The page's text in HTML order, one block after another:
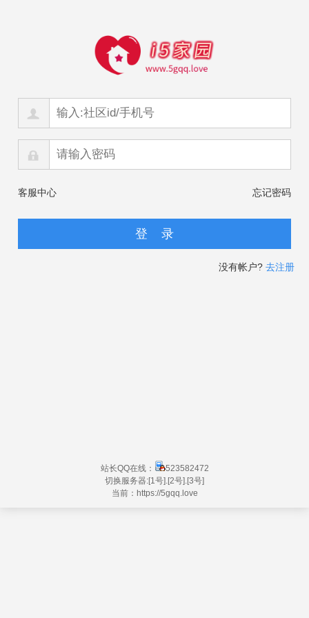
客服中心 忘记密码
没有帐户? 去注册
站长QQ在线：
523582472
切换服务器:[1号] [2号] [3号]
当前：https://5gqq.love